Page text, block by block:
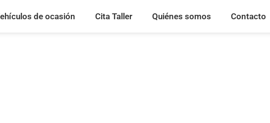
de ocasión Cita Taller Quiénes somos Contacto